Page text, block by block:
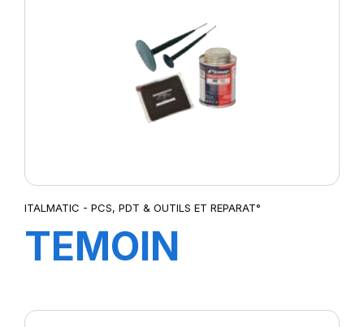
CHALLENG
ITALMATIC - PCS, PDT & OUTILS ET REPARAT°
TEMOIN